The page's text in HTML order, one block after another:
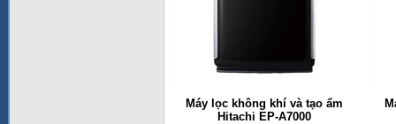
Máy lọc không khí và tạo ẩm
Hitachi EP-A7000